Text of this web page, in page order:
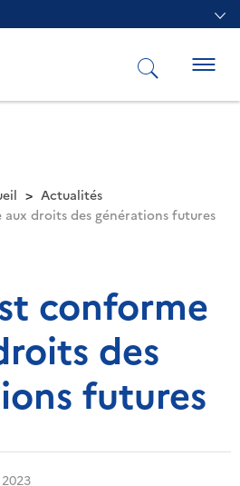
Actualités
droits des générations futures
conforme
des
futures